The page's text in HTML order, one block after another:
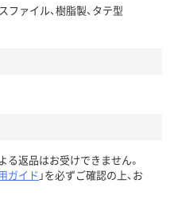
ファイル、樹脂製、タテ型
る返品はお受けできません。
ガイド 」を必ずご確認の上、お